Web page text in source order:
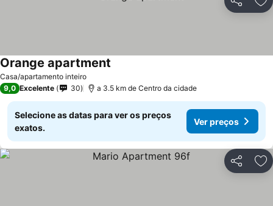
Partilhar
Casa/apartamento inteiro
Orange apartment
9,0 Excelente 30 a 3.5 km de Centro da cidade
Selecione as datas para ver os preços
exatos.
Ver preços
Partilhar